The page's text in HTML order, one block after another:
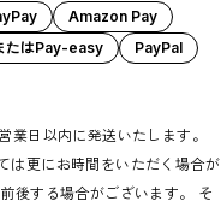
Amazon Pay
たはPay-easy PayPal
業日以内に発送いたします。
は更にお時間をいただく場合が
後する場合がございます。 そ